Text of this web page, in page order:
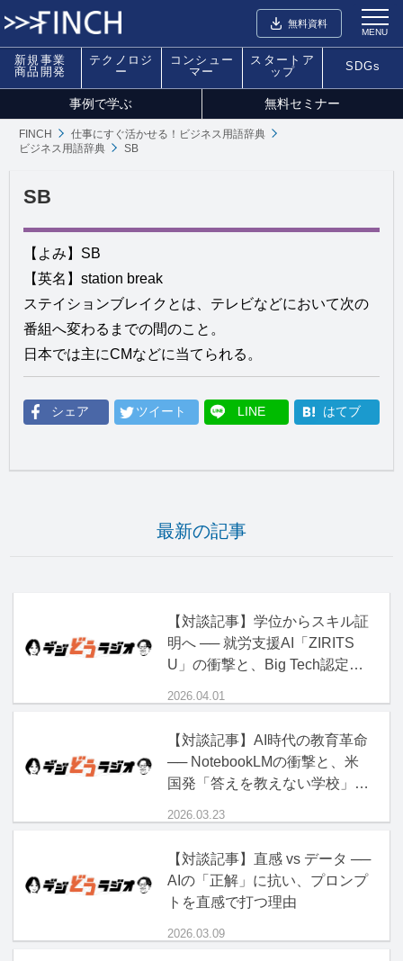
無料資料
MENU
新規事業
商品開発
テクノロジ
ー
コンシュー
マー
スタートア
ップ
SDGs
事例で学ぶ 無料セミナー
FINCH
仕事にすぐ活かせる！ビジネス用語辞典
ビジネス用語辞典
SB
SB
【よみ】SB
【英名】station break
ステイションブレイクとは、テレビなどにおいて次の
番組へ変わるまでの間のこと。
日本では主にCMなどに当てられる。
シェア ツイート LINE はてブ
最新の記事
【対談記事】学位からスキル証
明へ ── 就労支援AI「ZIRITS
U」の衝撃と、Big Tech認定資
2026.04.01
【対談記事】AI時代の教育革命
── NotebookLMの衝撃と、米
国発「答えを教えない学校」の
2026.03.23
【対談記事】直感 vs データ ──
AIの「正解」に抗い、プロンプ
トを直感で打つ理由
2026.03.09